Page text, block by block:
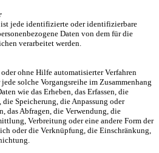
jede identifizierte oder identifizierbare
Daten von dem für die
verarbeitet werden.
ohne Hilfe automatisierter Verfahren
solche Vorgangsreihe im Zusammenhang
wie das Erheben, das Erfassen, die
Speicherung, die Anpassung oder
das Abfragen, die Verwendung, die
Verbreitung oder eine andere Form der
oder die Verknüpfung, die Einschränkung,